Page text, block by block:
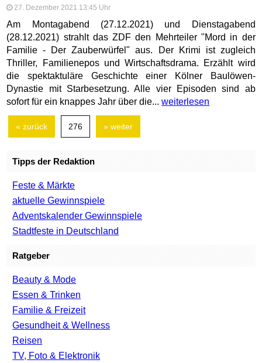
27. Dezember 2021 13:45 Uhr
Am Montagabend (27.12.2021) und Dienstagabend
(28.12.2021) strahlt das ZDF den Mehrteiler "Mord in der
Familie - Der Zauberwürfel" aus. Der Krimi ist zugleich
Thriller, Familienepos und Wirtschaftsdrama. Erzählt wird
die spektaktuläre Geschichte einer Kölner Baulöwen-
Dynastie mit Starbesetzung. Alle vier Episoden sind ab
sofort für ein knappes Jahr über die...weiterlesen
« zurück 276 » weiter
Tipps der Redaktion
Feste & Märkte
aktuelle Gewinnspiele
Adventskalender Gewinnspiele
Stadtfeste in Deutschland
Ratgeber
Beauty & Mode
Essen & Trinken
Familie & Freizeit
Gesundheit & Wellness
Reisen
TV, Foto & Elektronik